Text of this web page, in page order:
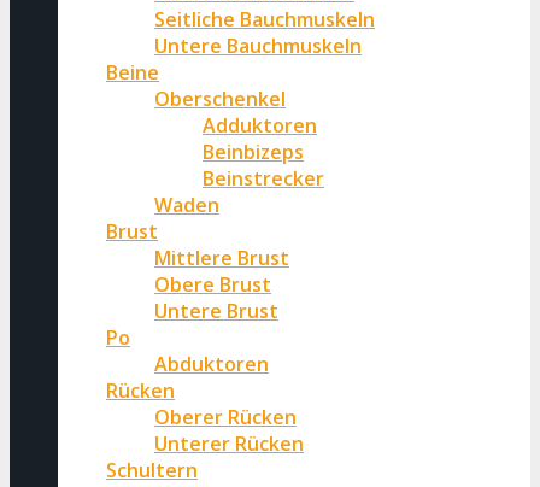
Seitliche Bauchmuskeln
Untere Bauchmuskeln
Beine
Oberschenkel
Adduktoren
Beinbizeps
Beinstrecker
Waden
Brust
Mittlere Brust
Obere Brust
Untere Brust
Po
Abduktoren
Rücken
Oberer Rücken
Unterer Rücken
Schultern